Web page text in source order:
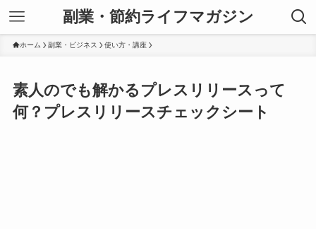
副業・節約ライフマガジン
ホーム 副業・ビジネス 使い方・講座
素人のでも解かるプレスリリースって
何？プレスリリースチェックシート